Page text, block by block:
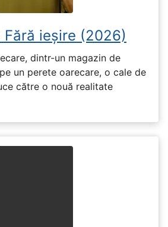
Fără ieșire (2026)
dintr-un magazin de
un perete oarecare, o cale de
către o nouă realitate